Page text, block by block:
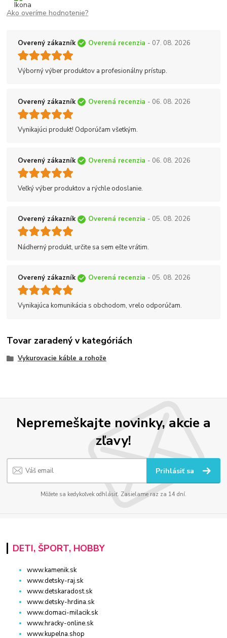
Ako overíme hodnotenie?
Overený zákazník Overená recenzia - 07. 08. 2026
Výborný výber produktov a profesionálny prístup.
Overený zákazník Overená recenzia - 06. 08. 2026
Vynikajúci produkt! Odporúčam všetkým.
Overený zákazník Overená recenzia - 06. 08. 2026
Veľký výber produktov a rýchle odoslanie.
Overený zákazník Overená recenzia - 05. 08. 2026
Nádherný produkt, určite sa sem ešte vrátim.
Overený zákazník Overená recenzia - 05. 08. 2026
Vynikajúca komunikácia s obchodom, vrelo odporúčam.
Tovar zaradený v kategóriách
Vykurovacie káble a rohože
Nepremeškajte novinky, akcie a
zľavy!
Prihlásiť sa
Môžete sa kedykoľvek odhlásiť. Zasielame raz za 14 dní.
DETI, ŠPORT, HOBBY
www.kamenik.sk
www.detsky-raj.sk
www.detskaradost.sk
www.detsky-hrdina.sk
www.domaci-milacik.sk
www.hracky-online.sk
www.kupelna.shop